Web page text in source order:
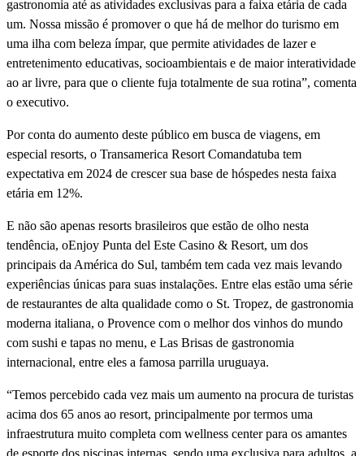
gastronomia até as atividades exclusivas para a faixa etária de cada
um. Nossa missão é promover o que há de melhor do turismo em
uma ilha com beleza í­mpar, que permite atividades de lazer e
entretenimento educativas, socioambientais e de maior interatividade
ao ar livre, para que o cliente fuja totalmente de sua rotina”, comenta
o executivo.
Por conta do aumento deste público em busca de viagens, em
especial resorts, o Transamerica Resort Comandatuba tem
expectativa em 2024 de crescer sua base de hóspedes nesta faixa
etária em 12%.
E não são apenas resorts brasileiros que estão de olho nesta
tendência, oEnjoy Punta del Este Casino & Resort, um dos
principais da América do Sul, também tem cada vez mais levando
experiências únicas para suas instalações. Entre elas estão uma série
de restaurantes de alta qualidade como o St. Tropez, de gastronomia
moderna italiana, o Provence com o melhor dos vinhos do mundo
com sushi e tapas no menu, e Las Brisas de gastronomia
internacional, entre eles a famosa parrilla uruguaya.
“Temos percebido cada vez mais um aumento na procura de turistas
acima dos 65 anos ao resort, principalmente por termos uma
infraestrutura muito completa com wellness center para os amantes
de esporte dos piscinas internas, sendo uma exclusiva para adultos, a